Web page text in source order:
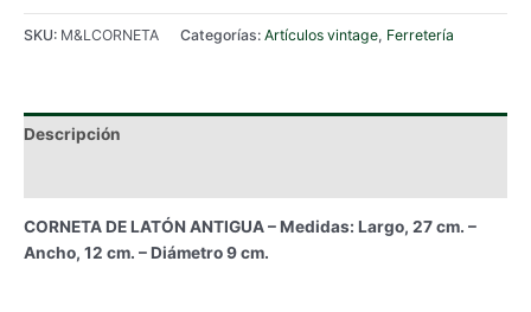
SKU: M&LCORNETA Categorías: Artículos vintage, Ferretería
Descripción
CORNETA DE LATÓN ANTIGUA – Medidas: Largo, 27 cm. –
Ancho, 12 cm. – Diámetro 9 cm.